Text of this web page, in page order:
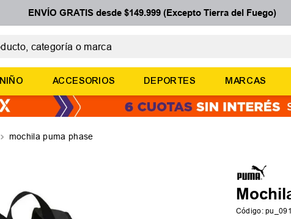
ENVÍO GRATIS desde $149.999 (Excepto Tierra del Fuego)
TÉRMINOS MÁS BUSCADOS
2
basquet
3.
zapatillas mujer
NIÑO ACCESORIOS DEPORTES MARCAS
mochila puma phase
Código: